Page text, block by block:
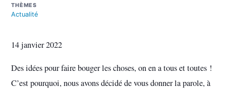
THÈMES
Actualité
14 janvier 2022
Des idées pour faire bouger les choses, on en a tous et toutes !
C’est pourquoi, nous avons décidé de vous donner la parole, à